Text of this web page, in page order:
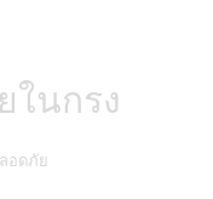
ในกรง
อดภัย